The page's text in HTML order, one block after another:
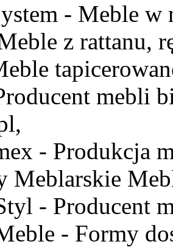
- Meble w
z rattanu,
mebli
- Produkcja
Meblarskie
- Producent
- Formy